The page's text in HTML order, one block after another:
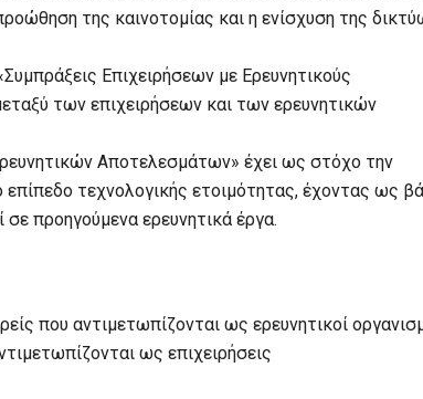
της καινοτομίας και η ενίσχυση της
Επιχειρήσεων με Ερευνητικούς
των επιχειρήσεων και των ερευνητικών
Αποτελεσμάτων» έχει ως στόχο την
τεχνολογικής ετοιμότητας, έχοντας ως
προηγούμενα ερευνητικά έργα.
που αντιμετωπίζονται ως ερευνητικοί
ως επιχειρήσεις